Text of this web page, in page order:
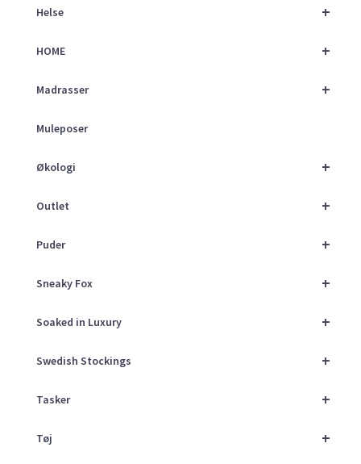
+
Helse
+
HOME
+
Madrasser
Muleposer
+
Økologi
+
Outlet
+
Puder
+
Sneaky Fox
+
Soaked in Luxury
+
Swedish Stockings
+
Tasker
+
Tøj